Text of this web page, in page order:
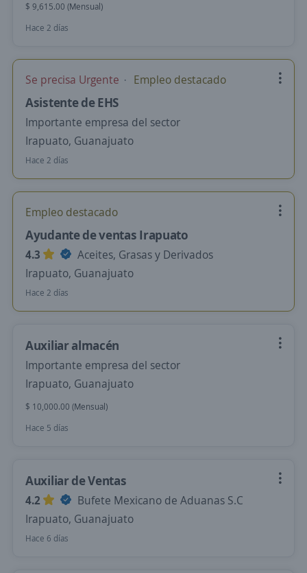
$ 9,615.00 (Mensual)
Hace 2 días
Se precisa Urgente Empleo destacado
Asistente de EHS
Importante empresa del sector
Irapuato, Guanajuato
Hace 2 días
Empleo destacado
Ayudante de ventas Irapuato
4.3
Aceites, Grasas y Derivados
Irapuato, Guanajuato
Hace 2 días
Auxiliar almacén
Importante empresa del sector
Irapuato, Guanajuato
$ 10,000.00 (Mensual)
Hace 5 días
Auxiliar de Ventas
4.2
Bufete Mexicano de Aduanas S.C
Irapuato, Guanajuato
Hace 6 días